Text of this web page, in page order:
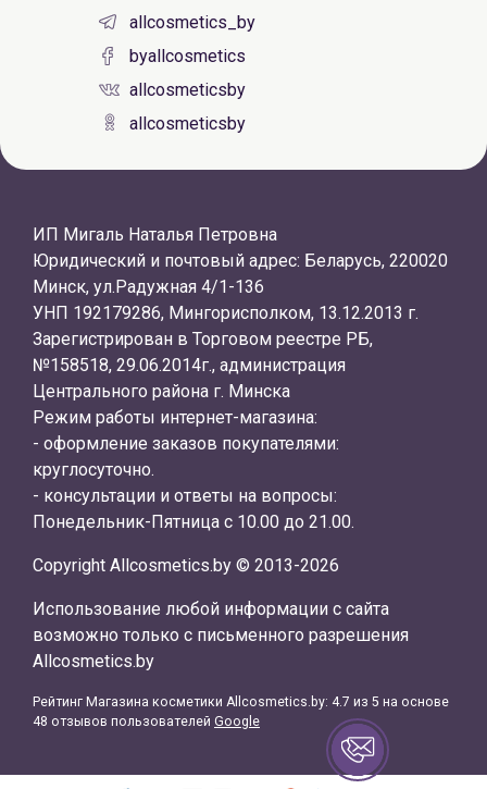
allcosmetics_by
byallcosmetics
allcosmeticsby
allcosmeticsby
ИП Мигаль Наталья Петровна
Юридический и почтовый адрес: Беларусь, 220020
Минск, ул.Радужная 4/1-136
УНП 192179286, Мингорисполком, 13.12.2013 г.
Зарегистрирован в Торговом реестре РБ,
№158518, 29.06.2014г., администрация
Центрального района г. Минска
Режим работы интернет-магазина:
- оформление заказов покупателями:
круглосуточно.
- консультации и ответы на вопросы:
Понедельник-Пятница с 10.00 до 21.00.
Copyright Allcosmetics.by © 2013-2026
Использование любой информации с сайта
возможно только с письменного разрешения
Allcosmetics.by
Рейтинг Магазина косметики Allcosmetics.by: 4.7 из 5 на основе
48 отзывов пользователей Google